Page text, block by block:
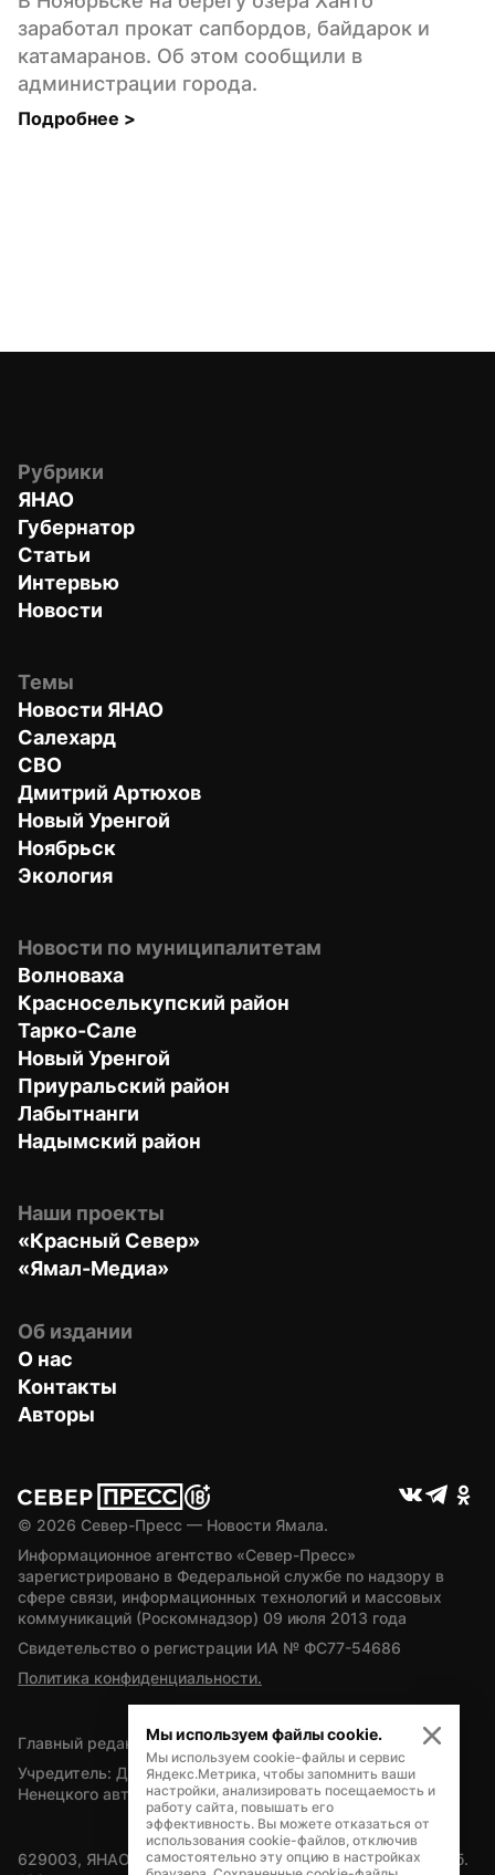
заработал прокат сапбордов, байдарок и
катамаранов. Об этом сообщили в
администрации города.
Подробнее >
Рубрики
ЯНАО
Губернатор
Статьи
Интервью
Новости
Темы
Новости ЯНАО
Салехард
СВО
Дмитрий Артюхов
Новый Уренгой
Ноябрьск
Экология
Новости по муниципалитетам
Волноваха
Красноселькупский район
Тарко-Сале
Новый Уренгой
Приуральский район
Лабытнанги
Надымский район
Наши проекты
«Красный Север»
«Ямал-Медиа»
Об издании
О нас
Контакты
Авторы
© 2026 Север-Пресс — Новости Ямала.
Информационное агентство «Север-Пресс»
зарегистрировано в Федеральной службе по надзору в
сфере связи, информационных технологий и массовых
коммуникаций (Роскомнадзор) 09 июля 2013 года
Свидетельство о регистрации ИА № ФС77-54686
Политика конфиденциальности.
Главный редактор — А.Л. Поздеев
Учредитель: Департамент внутренней политики Ямало-
Ненецкого автономного округа
629003, ЯНАО, Салехард, мкр. Богдана Кнунянца, д.1, каб.
Мы используем файлы cookie.
Мы используем cookie-файлы и сервис
Яндекс.Метрика, чтобы запомнить ваши
настройки, анализировать посещаемость и
работу сайта, повышать его
эффективность. Вы можете отказаться от
использования cookie-файлов, отключив
самостоятельно эту опцию в настройках